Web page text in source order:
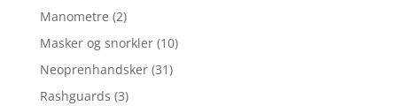
Manometre (2)
Masker og snorkler (10)
Neoprenhandsker (31)
Rashguards (3)